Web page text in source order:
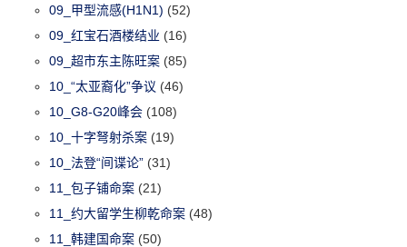
09_甲型流感(H1N1) (52)
09_红宝石酒楼结业 (16)
09_超市东主陈旺案 (85)
10_“太亚裔化”争议 (46)
10_G8-G20峰会 (108)
10_十字弩射杀案 (19)
10_法登“间谍论” (31)
11_包子铺命案 (21)
11_约大留学生柳乾命案 (48)
11_韩建国命案 (50)